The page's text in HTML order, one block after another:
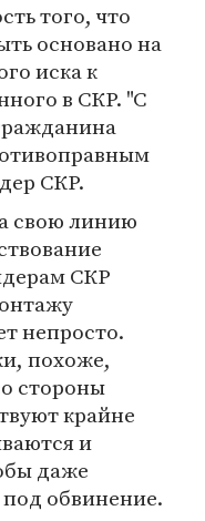
того, что
основано на
иска к
в СКР. "С
СКР.
свою линию
СКР
непросто.
похоже,
стороны
крайне
и
даже
под обвинение.